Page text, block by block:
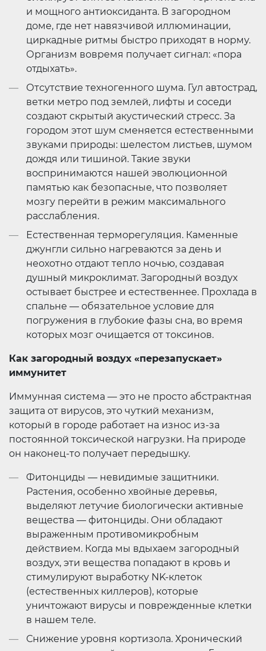
и мощного антиоксиданта. В загородном
доме, где нет навязчивой иллюминации,
циркадные ритмы быстро приходят в норму.
Организм вовремя получает сигнал: «пора
отдыхать».
Отсутствие техногенного шума. Гул автострад,
ветки метро под землей, лифты и соседи
создают скрытый акустический стресс. За
городом этот шум сменяется естественными
звуками природы: шелестом листьев, шумом
дождя или тишиной. Такие звуки
воспринимаются нашей эволюционной
памятью как безопасные, что позволяет
мозгу перейти в режим максимального
расслабления.
Естественная терморегуляция. Каменные
джунгли сильно нагреваются за день и
неохотно отдают тепло ночью, создавая
душный микроклимат. Загородный воздух
остывает быстрее и естественнее. Прохлада в
спальне — обязательное условие для
погружения в глубокие фазы сна, во время
которых мозг очищается от токсинов.
Как загородный воздух «перезапускает»
иммунитет
Иммунная система — это не просто абстрактная
защита от вирусов, это чуткий механизм,
который в городе работает на износ из-за
постоянной токсической нагрузки. На природе
он наконец-то получает передышку.
Фитонциды — невидимые защитники.
Растения, особенно хвойные деревья,
выделяют летучие биологически активные
вещества — фитонциды. Они обладают
выраженным противомикробным
действием. Когда мы вдыхаем загородный
воздух, эти вещества попадают в кровь и
стимулируют выработку NK-клеток
(естественных киллеров), которые
уничтожают вирусы и поврежденные клетки
в нашем теле.
Снижение уровня кортизола. Хронический